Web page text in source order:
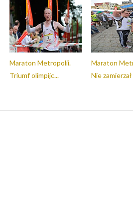
Maraton Metropolii.
Triumf olimpijc...
Maraton
Nie zamierzał